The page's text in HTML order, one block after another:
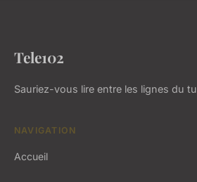
Tele102
Sauriez-vous lire entre les lignes du
NAVIGATION
Accueil